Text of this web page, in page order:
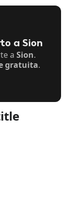
a Sion
a Sion.
gratuita.